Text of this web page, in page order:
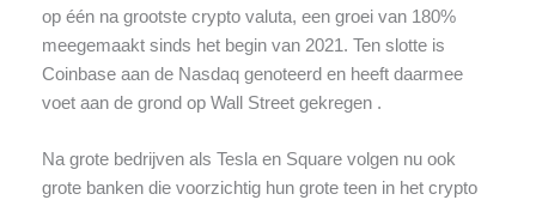
op één na grootste crypto valuta, een groei van 180%
meegemaakt sinds het begin van 2021. Ten slotte is
Coinbase aan de Nasdaq genoteerd en heeft daarmee
voet aan de grond op Wall Street gekregen .
Na grote bedrijven als Tesla en Square volgen nu ook
grote banken die voorzichtig hun grote teen in het crypto